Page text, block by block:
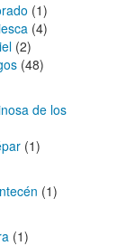
(1)
(4)
(2)
(48)
de los
(1)
(1)
(1)